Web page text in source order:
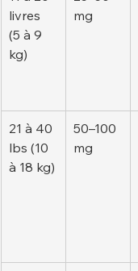
livres
(5 à 9
kg)
mg
21 à 40
lbs (10
à 18 kg)
50–100
mg